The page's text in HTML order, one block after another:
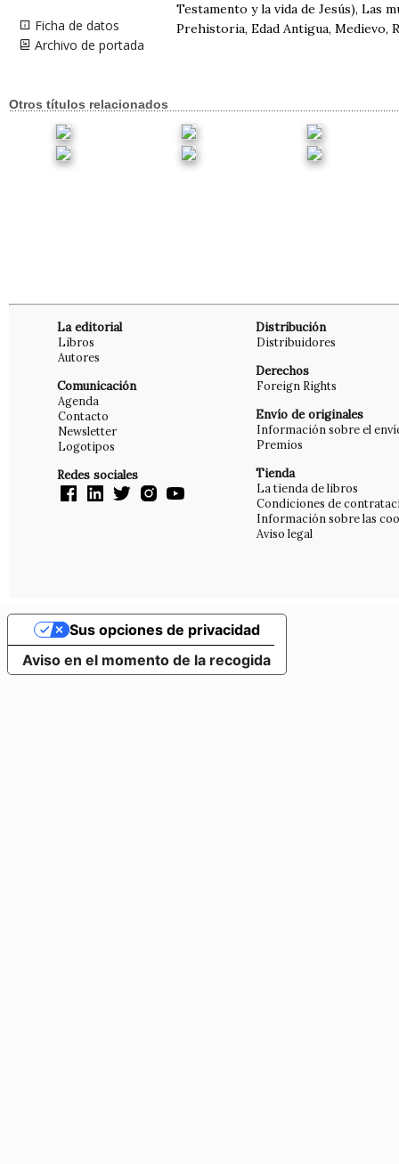
Ficha de datos
Archivo de portada
Testamento y la vida de Jesús), Las
Prehistoria, Edad Antigua, Medievo,
Otros títulos relacionados
La editorial
Libros
Autores
Comunicación
Agenda
Contacto
Newsletter
Logotipos
Redes sociales
Distribución
Distribuidores
Derechos
Foreign Rights
Envío de originales
Información sobre el
Premios
Tienda
La tienda de libros
Condiciones de
Información sobre las
Aviso legal
Aviso en el momento de la recogida
Sus opciones de privacidad